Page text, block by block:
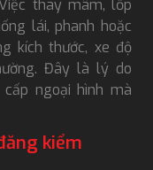
thay mâm, lốp
lái, phanh hoặc
kích thước, xe độ
Đây là lý do
ngoại hình mà
kiểm